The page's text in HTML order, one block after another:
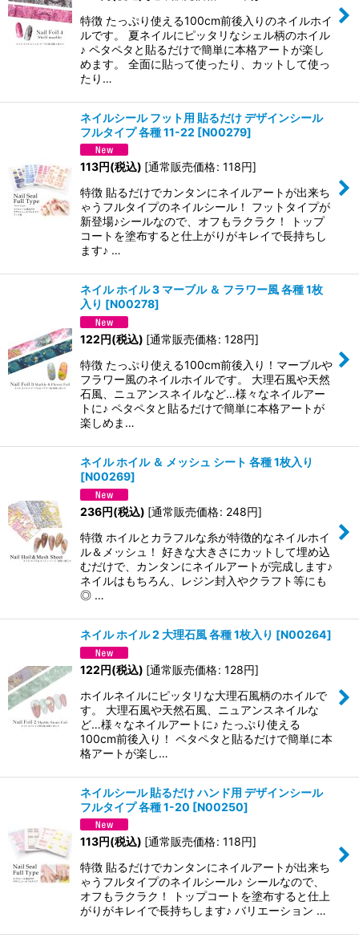
特徴 たっぷり使える100cm前後入りのネイルホイ
ルです。 夏ネイルにピッタリなシェル柄のホイル
♪ ペタペタと貼るだけで簡単に本格アートが楽し
めます。 全面に貼って使ったり、カットして使っ
たり…
ネイルシール フット用 貼るだけ デザインシール
フルタイプ 各種 11-22 [N00279]
113円(税込) [通常販売価格: 118円]
特徴 貼るだけでカンタンにネイルアートが出来ち
ゃうフルタイプのネイルシール！ フットタイプが
新登場♪シールなので、オフもラクラク！ トップ
コートを塗布すると仕上がりがキレイで長持ちし
ます♪ …
ネイル ホイル 3 マーブル ＆ フラワー風 各種 1枚
入り [N00278]
122円(税込) [通常販売価格: 128円]
特徴 たっぷり使える100cm前後入り！マーブルや
フラワー風のネイルホイルです。 大理石風や天然
石風、ニュアンスネイルなど…様々なネイルアー
トに♪ ペタペタと貼るだけで簡単に本格アートが
楽しめま…
ネイル ホイル ＆ メッシュ シート 各種 1枚入り
[N00269]
236円(税込) [通常販売価格: 248円]
特徴 ホイルとカラフルな糸が特徴的なネイルホイ
ル＆メッシュ！ 好きな大きさにカットして埋め込
むだけで、カンタンにネイルアートが完成します♪
ネイルはもちろん、レジン封入やクラフト等にも
◎ …
ネイル ホイル 2 大理石風 各種 1枚入り [N00264]
122円(税込) [通常販売価格: 128円]
ホイルネイルにピッタリな大理石風柄のホイルで
す。 大理石風や天然石風、ニュアンスネイルな
ど…様々なネイルアートに♪ たっぷり使える
100cm前後入り！ ペタペタと貼るだけで簡単に本
格アートが楽し…
ネイルシール 貼るだけ ハンド用 デザインシール
フルタイプ 各種 1-20 [N00250]
113円(税込) [通常販売価格: 118円]
特徴 貼るだけでカンタンにネイルアートが出来ち
ゃうフルタイプのネイルシール♪ シールなので、
オフもラクラク！ トップコートを塗布すると仕上
がりがキレイで長持ちします♪ バリエーション …